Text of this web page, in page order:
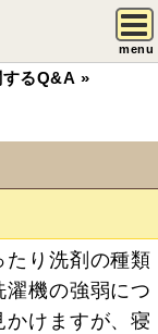
menu
するQ&A »
り洗剤の種類
機の強弱につ
けますが、寝